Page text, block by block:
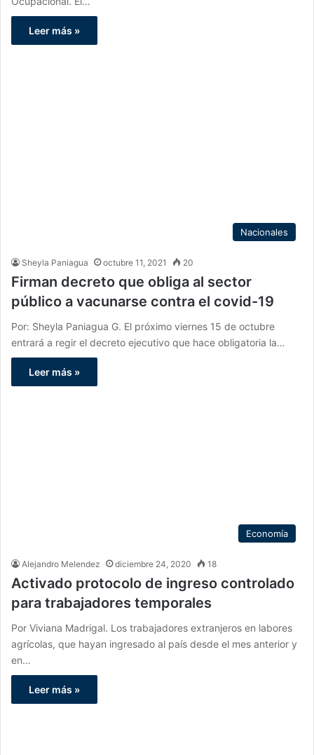
Leer más »
Nacionales
Sheyla Paniagua octubre 11, 2021 20
Firman decreto que obliga al sector
público a vacunarse contra el covid-19
Por: Sheyla Paniagua G. El próximo viernes 15 de octubre
entrará a regir el decreto ejecutivo que hace obligatoria la…
Leer más »
Economía
Alejandro Melendez diciembre 24, 2020 18
Activado protocolo de ingreso controlado
para trabajadores temporales
Por Viviana Madrigal. Los trabajadores extranjeros en labores
agrícolas, que hayan ingresado al país desde el mes anterior y
en…
Leer más »